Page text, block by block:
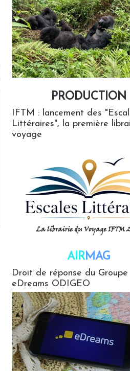
PRODUCTION
IFTM : lancement des
Littéraires", la première
voyage
AIRMAG
Droit de réponse du Groupe
eDreams ODIGEO